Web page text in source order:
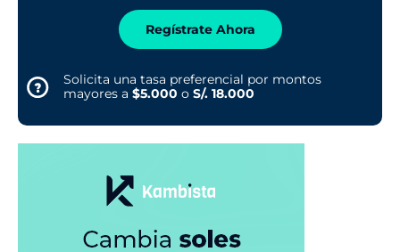
Regístrate Ahora
Solicita una tasa preferencial por montos
mayores a $5.000 o S/. 18.000